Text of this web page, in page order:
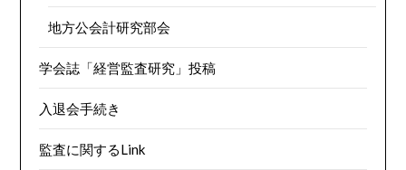
地方公会計研究部会
学会誌「経営監査研究」投稿
入退会手続き
監査に関するLink